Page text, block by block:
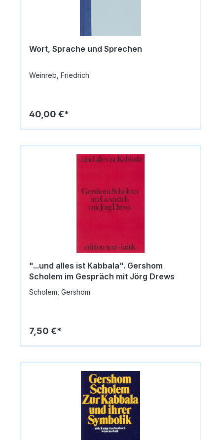
Wort, Sprache und Sprechen
Weinreb, Friedrich
40,00 €*
"...und alles ist Kabbala". Gershom
Scholem im Gespräch mit Jörg Drews
Scholem, Gershom
7,50 €*